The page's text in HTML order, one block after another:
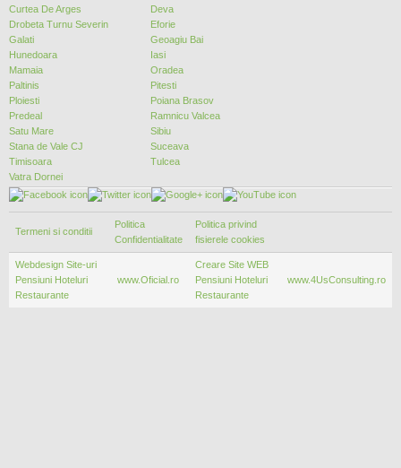
Curtea De Arges
Deva
Drobeta Turnu Severin
Eforie
Galati
Geoagiu Bai
Hunedoara
Iasi
Mamaia
Oradea
Paltinis
Pitesti
Ploiesti
Poiana Brasov
Predeal
Ramnicu Valcea
Satu Mare
Sibiu
Stana de Vale CJ
Suceava
Timisoara
Tulcea
Vatra Dornei
Termeni si conditii
Politica
Confidentialitate
Politica privind
fisierele cookies
Webdesign Site-uri
Pensiuni Hoteluri
Restaurante
www.Oficial.ro
Creare Site WEB
Pensiuni Hoteluri
Restaurante
www.4UsConsulting.ro